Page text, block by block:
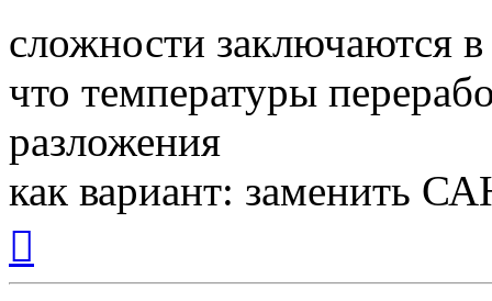
сложности заключаются
что температуры
разложения
как вариант: заменить
началу